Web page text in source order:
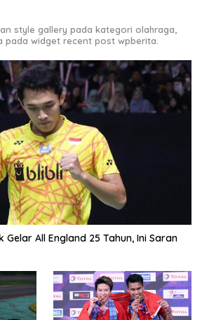
style gallery pada kategori olahraga,
pada widget recent post wpberita.
Gelar All England 25 Tahun, Ini Saran